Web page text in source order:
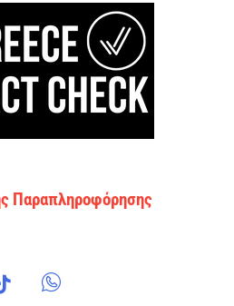
Παραπληροφόρησης